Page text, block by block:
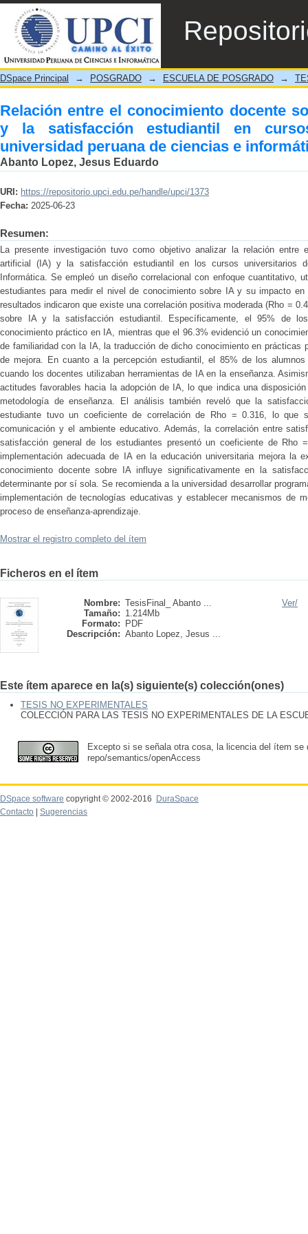
Relación entre el conocimiento docente
en cursos universitarios de la universidad
DSpace Principal → POSGRADO → ESCUELA DE POSGRADO →
Relación entre el conocimiento docente
y la satisfacción estudiantil en
universidad peruana de ciencias e
Abanto Lopez, Jesus Eduardo
URI: https://repositorio.upci.edu.pe/handle/upci/1373
Fecha: 2025-06-23
Resumen:
La presente investigación tuvo como objetivo analizar la relación entre
artificial (IA) y la satisfacción estudiantil en los cursos universitarios
Informática. Se empleó un diseño correlacional con enfoque cuantitativo,
estudiantes para medir el nivel de conocimiento sobre IA y su impacto
resultados indicaron que existe una correlación positiva moderada (Rho =
sobre IA y la satisfacción estudiantil. Específicamente, el 95% de
conocimiento práctico en IA, mientras que el 96.3% evidenció un
de familiaridad con la IA, la traducción de dicho conocimiento en prácticas
de mejora. En cuanto a la percepción estudiantil, el 85% de los
cuando los docentes utilizaban herramientas de IA en la enseñanza.
actitudes favorables hacia la adopción de IA, lo que indica una
metodología de enseñanza. El análisis también reveló que la
estudiante tuvo un coeficiente de correlación de Rho = 0.316, lo que
comunicación y el ambiente educativo. Además, la correlación entre
satisfacción general de los estudiantes presentó un coeficiente de
implementación adecuada de IA en la educación universitaria mejora la
conocimiento docente sobre IA influye significativamente en la
determinante por sí sola. Se recomienda a la universidad desarrollar
implementación de tecnologías educativas y establecer mecanismos de
proceso de enseñanza-aprendizaje.
Mostrar el registro completo del ítem
Ficheros en el ítem
Nombre: TesisFinal_ Abanto ...
Tamaño: 1.214Mb
Formato:
PDF
Descripción: Abanto Lopez, Jesus ...
Ver/
Este ítem aparece en la(s) siguiente(s) colección(ones)
TESIS NO EXPERIMENTALES
COLECCIÓN PARA LAS TESIS NO EXPERIMENTALES DE LA
Excepto si se señala otra cosa, la licencia del ítem se
repo/semantics/openAccess
DSpace software copyright © 2002-2016
DuraSpace
Contacto
Sugerencias